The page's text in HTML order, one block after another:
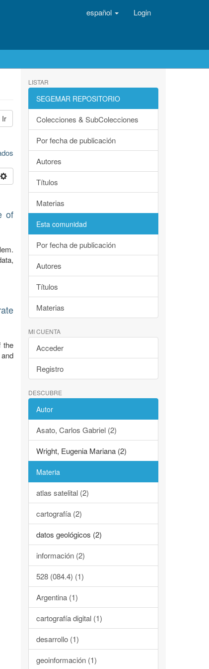
español Login
Ir
of
the
LISTAR
SEGEMAR REPOSITORIO
Colecciones & SubColecciones
Por fecha de publicación
Autores
Títulos
Materias
Esta comunidad
Por fecha de publicación
Autores
Títulos
Materias
MI CUENTA
Acceder
Registro
DESCUBRE
Autor
Asato, Carlos Gabriel (2)
Wright, Eugenia Mariana (2)
Materia
atlas satelital (2)
cartografía (2)
datos geológicos (2)
información (2)
528 (084.4) (1)
Argentina (1)
cartografía digital (1)
desarrollo (1)
geoinformación (1)